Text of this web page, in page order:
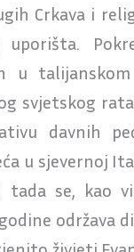
Crkava i
uporišta.
u
svjetskog
davnih
u sjevernoj
tada se, kao
održava